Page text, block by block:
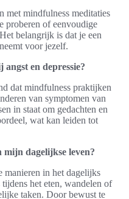
met mindfulness meditaties
proberen of eenvoudige
belangrijk is dat je een
voor jezelf.
en depressie?
dat mindfulness praktijken
van symptomen van
in staat om gedachten en
wat kan leiden tot
dagelijkse leven?
manieren in het dagelijks
het eten, wandelen of
taken. Door bewust te